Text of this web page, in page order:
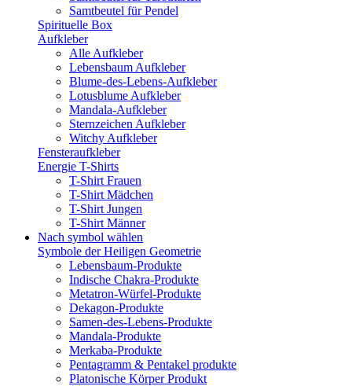
Samtbeutel für Pendel
Spirituelle Box
Aufkleber
Alle Aufkleber
Lebensbaum Aufkleber
Blume-des-Lebens-Aufkleber
Lotusblume Aufkleber
Mandala-Aufkleber
Sternzeichen Aufkleber
Witchy Aufkleber
Fensteraufkleber
Energie T-Shirts
T-Shirt Frauen
T-Shirt Mädchen
T-Shirt Jungen
T-Shirt Männer
Nach symbol wählen
Symbole der Heiligen Geometrie
Lebensbaum-Produkte
Indische Chakra-Produkte
Metatron-Würfel-Produkte
Dekagon-Produkte
Samen-des-Lebens-Produkte
Mandala-Produkte
Merkaba-Produkte
Pentagramm & Pentakel produkte
Platonische Körper Produkt